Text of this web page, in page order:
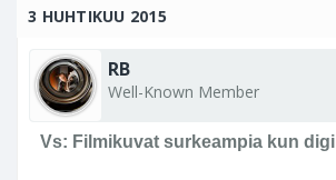
3 HUHTIKUU 2015
RB
Well-Known Member
Vs: Filmikuvat surkeampia kun digi